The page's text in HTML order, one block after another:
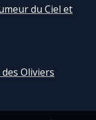
du Ciel et
Oliviers